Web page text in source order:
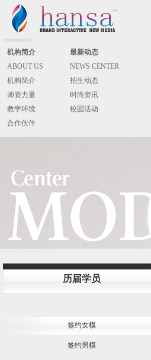
机构简介 最新动态
ABOUT US
NEWS CENTER
机构简介
招生动态
师资力量
时尚资讯
教学环境
校园活动
合作伙伴
历届学员
签约女模
签约男模